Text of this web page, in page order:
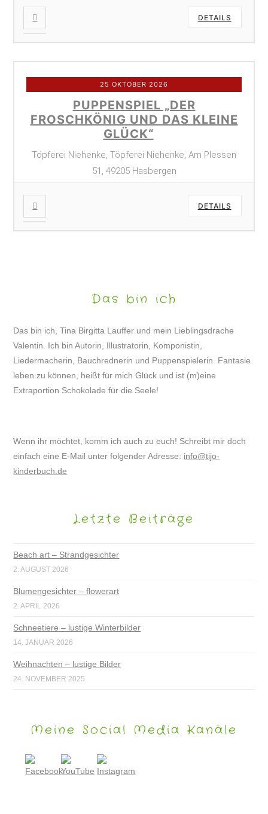
DETAILS
25 OKTOBER 2026
PUPPENSPIEL „DER
FROSCHKÖNIG UND DAS KLEINE
GLÜCK“
Töpferei Niehenke, Töpferei Niehenke, Am Plessen
51, 49205 Hasbergen
DETAILS
Das bin ich
Das bin ich, Tina Birgitta Lauffer und mein Lieblingsdrache
Valentin. Ich bin Autorin, Illustratorin, Komponistin,
Liedermacherin, Bauchrednerin und Puppenspielerin. Fantasie
leben zu können, heißt für mich Glück und ist (m)eine
Extraportion Schokolade für die Seele!
Wenn ihr möchtet, komm ich auch zu euch! Schreibt mir doch
einfach eine E-Mail unter folgender Adresse: info@tijo-
kinderbuch.de
Letzte Beiträge
Beach art – Strandgesichter
2. AUGUST 2026
Blumengesichter – flowerart
2. APRIL 2026
Schneetiere – lustige Winterbilder
14. JANUAR 2026
Weihnachten – lustige Bilder
24. NOVEMBER 2025
Meine Social Media Kanäle